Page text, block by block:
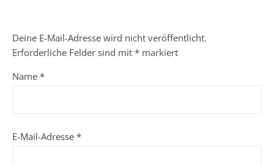
Deine E-Mail-Adresse wird nicht veröffentlicht.
Erforderliche Felder sind mit * markiert
Name *
E-Mail-Adresse *